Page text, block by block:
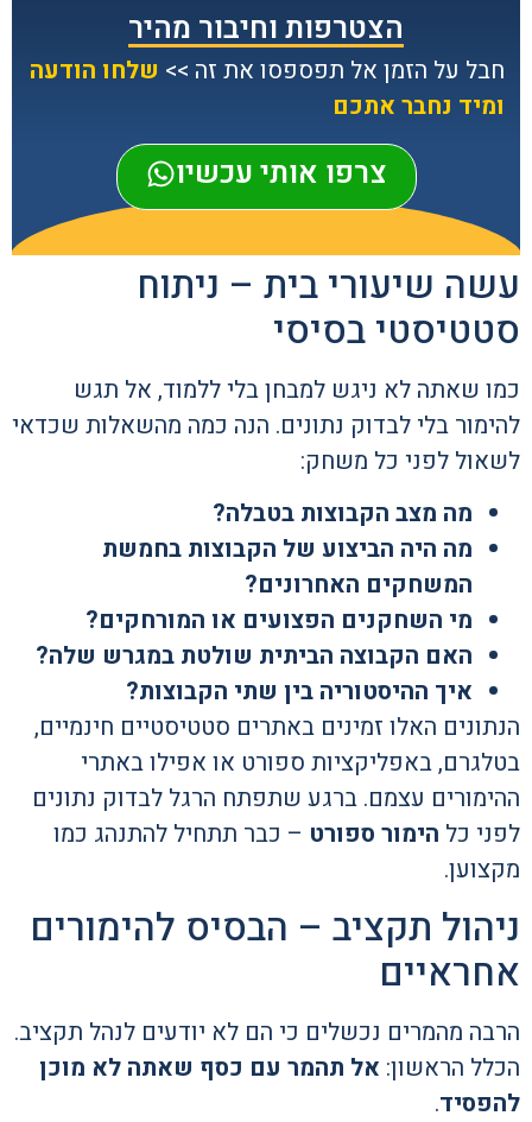
הצטרפות וחיבור מהיר
חבל על הזמן אל תפספסו את זה >> שלחו הודעה
ומיד נחבר אתכם
צרפו אותי עכשיו
עשה שיעורי בית – ניתוח
סטטיסטי בסיסי
כמו שאתה לא ניגש למבחן בלי ללמוד, אל תגש
להימור בלי לבדוק נתונים. הנה כמה מהשאלות שכדאי
לשאול לפני כל משחק:
מה מצב הקבוצות בטבלה?
מה היה הביצוע של הקבוצות בחמשת
המשחקים האחרונים?
מי השחקנים הפצועים או המורחקים?
האם הקבוצה הביתית שולטת במגרש שלה?
איך ההיסטוריה בין שתי הקבוצות?
הנתונים האלו זמינים באתרים סטטיסטיים חינמיים,
בטלגרם, באפליקציות ספורט או אפילו באתרי
ההימורים עצמם. ברגע שתפתח הרגל לבדוק נתונים
לפני כל הימור ספורט – כבר תתחיל להתנהג כמו
מקצוען.
ניהול תקציב – הבסיס להימורים
אחראיים
הרבה מהמרים נכשלים כי הם לא יודעים לנהל תקציב.
הכלל הראשון: אל תהמר עם כסף שאתה לא מוכן
להפסיד.